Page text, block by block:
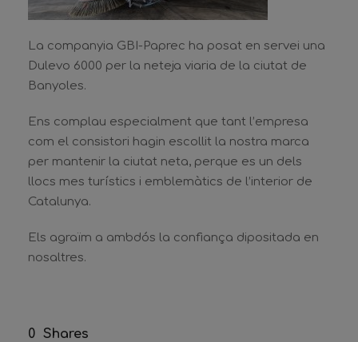
La companyia GBI-Paprec ha posat en servei una
Dulevo 6000 per la neteja viaria de la ciutat de
Banyoles.
Ens complau especialment que tant l’empresa
com el consistori hagin escollit la nostra marca
per mantenir la ciutat neta, perque es un dels
llocs mes turístics i emblemàtics de l’interior de
Catalunya.
Els agraïm a ambdós la confiança dipositada en
nosaltres.
0 Shares